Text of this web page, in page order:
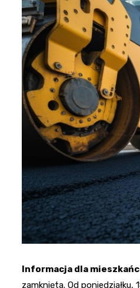
Informacja dla
zamknięta. Od